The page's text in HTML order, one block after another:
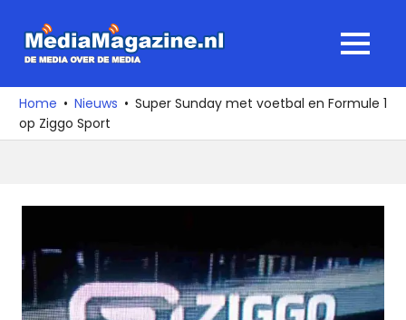
naar
media
over
de
MENU
Home Nieuws
Super Sunday met voetbal en Formule 1
op Ziggo Sport